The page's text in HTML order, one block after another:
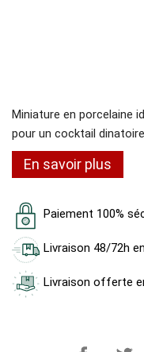
Miniature en porcelaine
pour un cocktail
En savoir plus
Paiement 100%
Livraison 48/72h
Livraison offerte